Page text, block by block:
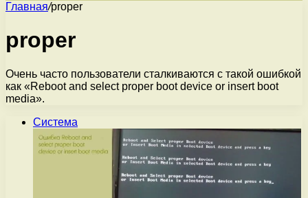
Главная/proper
proper
Очень часто пользователи сталкиваются с такой ошибкой
как «Reboot and select proper boot device or insert boot
media».
Система